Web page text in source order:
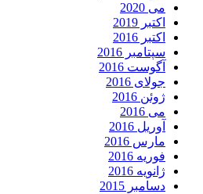
می 2020
اکتبر 2019
اکتبر 2016
سپتامبر 2016
آگوست 2016
جولای 2016
ژوئن 2016
می 2016
آوریل 2016
مارس 2016
فوریه 2016
ژانویه 2016
دسامبر 2015